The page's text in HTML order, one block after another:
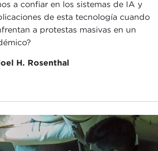
a confiar en los sistemas de IA y
de esta tecnología cuando
a protestas masivas en un
H. Rosenthal